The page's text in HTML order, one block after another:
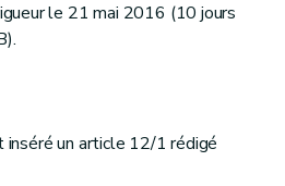
le 21 mai 2016 (10 jours
inséré un article 12/1 rédigé